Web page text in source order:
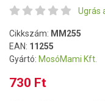
Ugrás
Cikkszám: MM255
EAN: 11255
Gyártó: MosóMami Kft.
730 Ft